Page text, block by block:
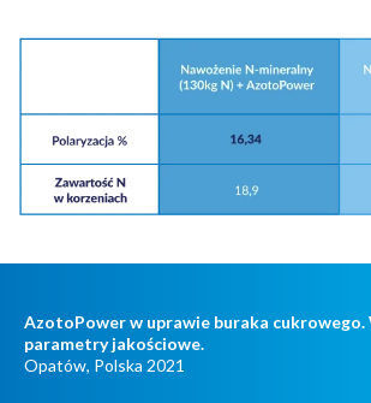
AzotoPower w uprawie buraka cukrowego.
parametry jakościowe.
Opatów, Polska 2021